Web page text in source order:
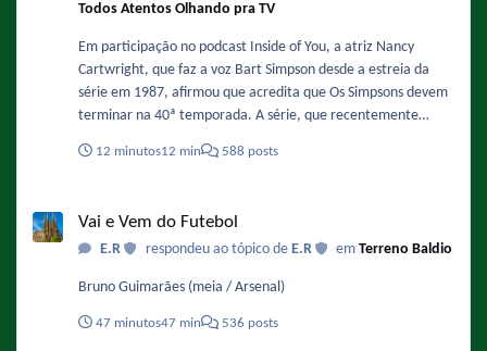
nos-cinemas-confira
Todos Atentos Olhando pra TV
Em participação no podcast Inside of You, a atriz Nancy
Cartwright, que faz a voz Bart Simpson desde a estreia da
série em 1987, afirmou que acredita que Os Simpsons devem
terminar na 40ª temporada. A série, que recentemente
temporada, já tem renovação garantida até a temporada 40,
https://www.omelete.com.br/series-tv/os-simpsons-voz-de-
bart-serie-vai-acabar-na-40-temporada
12 minutos12 min 588 posts
Vai e Vem do Futebol
E.R respondeu ao tópico de E.R emTerreno Baldio
Bruno Guimarães (meia / Arsenal)
47 minutos47 min 536 posts